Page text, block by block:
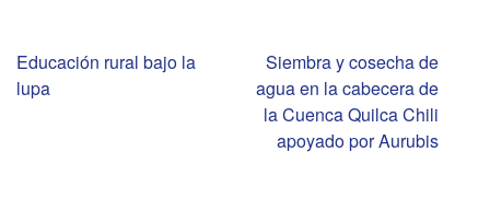
Navegación
Educación rural bajo la
lupa
Siembra y cosecha de
agua en la cabecera de
la Cuenca Quilca Chili
apoyado por Aurubis